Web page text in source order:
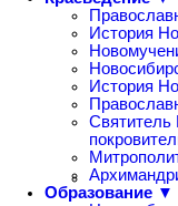
История
История
Образование ▼